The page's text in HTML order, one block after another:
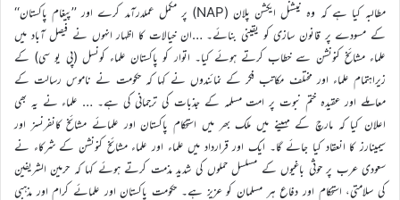
مطالبہ کیا ہے کہ وہ نیشنل ایکشن پلان (NAP) پر مکمل عملدرآمد کرے اور ’’پیغام پاکستان‘‘
کے مسودے پر قانون سازی کو یقینی بنائے۔ …ان خیالات کا اظہار انہوں نے فیصل آباد میں
علماء مشائخ کنونشن سے خطاب کرتے ہوئے کیا۔ اتوار کو پاکستان علماء کونسل (پی یو سی) کے
زیراہتمام علماء اور مختلف مکاتب فکر کے نمائندوں نے کہا کہ حکومت نے ناموس رسالت کے
معاملے اور عقیدہ ختم نبوت پر امت مسلمہ کے جذبات کی ترجمانی کی ہے۔ … علماء نے یہ بھی
اعلان کیا کہ مارچ کے مہینے میں ملک بھر میں استحکام پاکستان اور علمائے مشائخ کانفرنسز اور
سیمینارز کا انعقاد کیا جائے گا۔ ایک اور قرارداد میں علماء اور علماء مشائخ کنونشن کے شرکاء نے
سعودی عرب پر حوثی باغیوں کے مسلسل حملوں کی شدید مذمت کرتے ہوئے کہا کہ حرمین الشریفین
کی سلامتی، استحکام اور دفاع ہر مسلمان کو عزیز ہے۔ حکومت پاکستان اور علمائے کرام اور مذہبی